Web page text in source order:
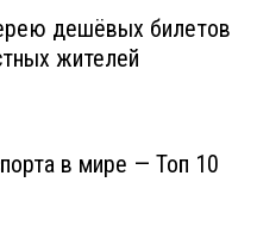
дешёвых билетов
жителей
в мире — Топ 10